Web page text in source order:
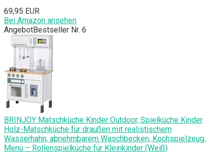
69,95 EUR
Bei Amazon ansehen
AngebotBestseller Nr. 6
BRINJOY Matschküche Kinder Outdoor, Spielküche Kinder
Holz-Matschküche für draußen mit realistischem
Wasserhahn, abnehmbarem Waschbecken, Kochspielzeug,
Menü – Rollenspielküche für Kleinkinder (Weiß)